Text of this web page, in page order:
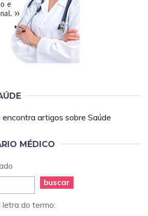
artigos sobre Saúde
MÉDICO
buscar
letra do termo: